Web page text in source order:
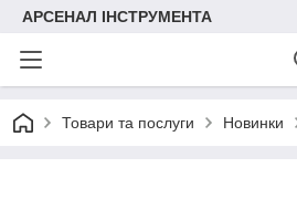
АРСЕНАЛ ІНСТРУМЕНТА
Товари та послуги Новинки